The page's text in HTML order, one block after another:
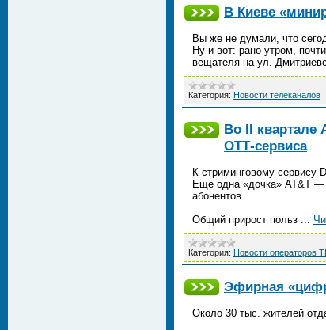
В Киеве
Вы же не думали, что
Ну и вот: рано утром,
вещателя на ул.
Категория: Новости телеканалов |
Во II квартале
ОТТ-сервиса
К стриминговому сервису
Еще одна «дочка» AT&T —
абонентов.
Общий прирост польз ...
Категория: Новости операторов
Эфирная
Около 30 тыс. жителей